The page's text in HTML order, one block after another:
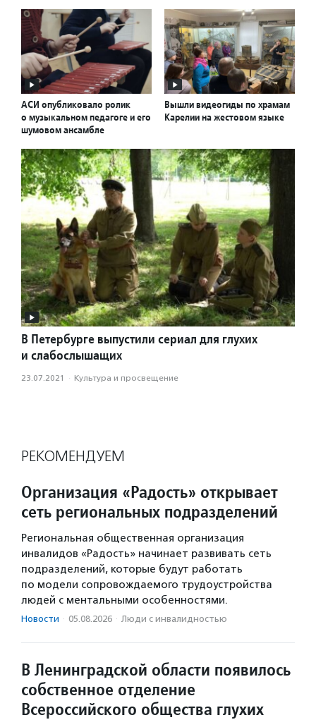
АСИ опубликовало ролик
о музыкальном педагоге и его
шумовом ансамбле
Вышли видеогиды по храмам
Карелии на жестовом языке
В Петербурге выпустили сериал для глухих
и слабослышащих
23.07.2021 · Культура и просвещение
РЕКОМЕНДУЕМ
Организация «Радость» открывает
сеть региональных подразделений
Региональная общественная организация
инвалидов «Радость» начинает развивать сеть
подразделений, которые будут работать
по модели сопровождаемого трудоустройства
людей с ментальными особенностями.
Новости · 05.08.2026 · Люди с инвалидностью
В Ленинградской области появилось
собственное отделение
Всероссийского общества глухих